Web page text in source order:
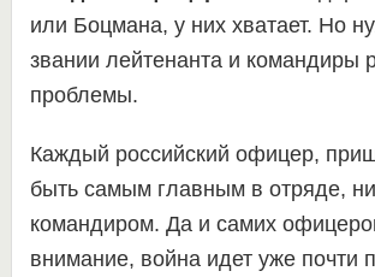
или Боцмана, у них хватает. Но
звании лейтенанта и командиры
проблемы.
Каждый российский офицер,
быть самым главным в отряде,
командиром. Да и самих
внимание, война идет уже почти